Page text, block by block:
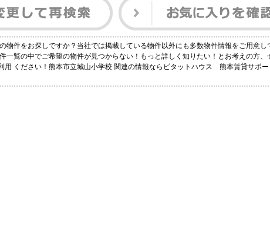
物件をお探しですか？当社では掲載している物件以外にも多数物件情報をご用意し
一覧の中でご希望の物件が見つからない！もっと詳しく知りたい！とお考えの方、
用 ください！熊本市立城山小学校 関連の情報ならピタットハウス 熊本賃貸サポー